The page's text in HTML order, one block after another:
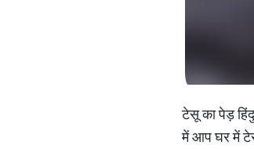
टेसू का पेड़
में आप घर में